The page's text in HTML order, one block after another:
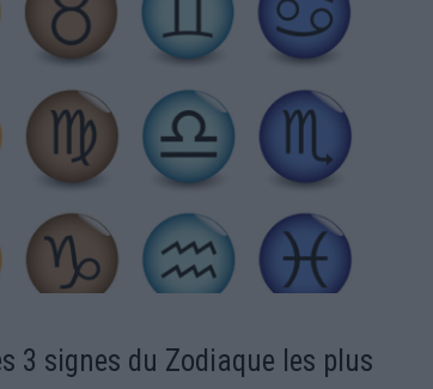
3 signes du Zodiaque les plus